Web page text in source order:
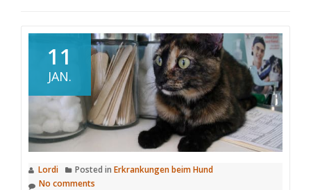
11
JAN.
Lordi Posted in Erkrankungen beim Hund
No comments